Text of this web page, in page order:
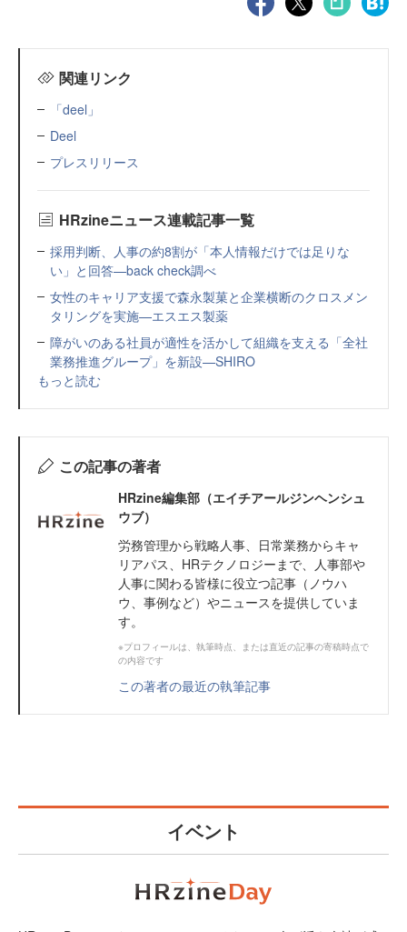
関連リンク
「deel」
Deel
プレスリリース
HRzineニュース連載記事一覧
採用判断、人事の約8割が「本人情報だけでは足りな
い」と回答—back check調べ
女性のキャリア支援で森永製菓と企業横断のクロスメン
タリングを実施—エスエス製薬
障がいのある社員が適性を活かして組織を支える「全社
業務推進グループ」を新設—SHIRO
もっと読む
この記事の著者
HRzine編集部（エイチアールジンヘンシュ
ウブ）
労務管理から戦略人事、日常業務からキャ
リアパス、HRテクノロジーまで、人事部や
人事に関わる皆様に役立つ記事（ノウハ
ウ、事例など）やニュースを提供していま
す。
※プロフィールは、執筆時点、または直近の記事の寄稿時点で
の内容です
この著者の最近の執筆記事
イベント